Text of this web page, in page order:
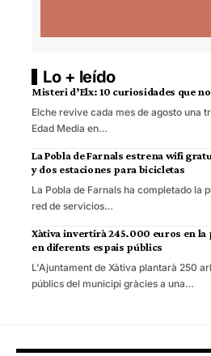
Lo + leído
Misteri d’Elx: 10 curiosidades que
Elche revive cada mes de agosto una
Edad Media en…
La Pobla de Farnals estrena wifi
y dos estaciones para bicicletas
La Pobla de Farnals ha completado la
red de servicios…
Xàtiva invertirà 245.000 euros en la
en diferents espais públics
L'Ajuntament de Xàtiva plantarà 250
públics del municipi gràcies a una…